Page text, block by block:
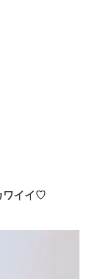
ワイイ♡